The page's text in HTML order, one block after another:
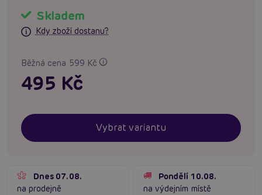
Skladem
Kdy zboží dostanu?
Běžná cena 599 Kč
495 Kč
Vybrat variantu
Dnes 07.08.
na prodejně
Pondělí 10.08.
na výdejním místě